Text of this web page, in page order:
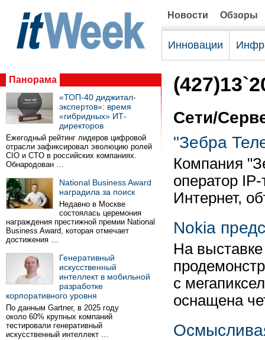
Новости Обзоры
Инновации
Панорама
«ТОП-40 диджитал-
экспертов»: время
«гибридных» ИТ-
директоров
Ежегодный рейтинг лидеров цифровой
отрасли зафиксировал эволюцию ролей
CIO и CTO в российских компаниях.
Обнародован …
National Business Award
наградила за поиск
Недавно в Москве
состоялась церемония
награждения престижной премии National
Business Award, которая отмечает
достижения …
Генеративный
искусственный
интеллект в мобильной
разработке
корпоративного уровня
По данным Gartner, в 2025 году
около 60% крупных компаний
тестировали генеративный
искусственный интеллект …
Сети/
"Зебра
Компания
оператор
Интернет,
Nokia
На
с
оснащена